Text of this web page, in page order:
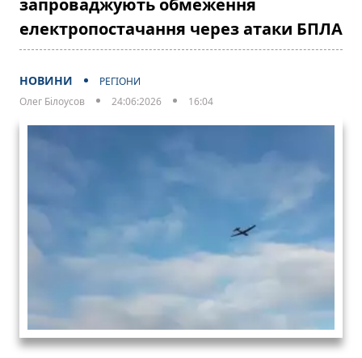
запроваджують обмеження
електропостачання через атаки БПЛА
НОВИНИ
РЕГІОНИ
Олег Білоусов
24:06:2026 16:04